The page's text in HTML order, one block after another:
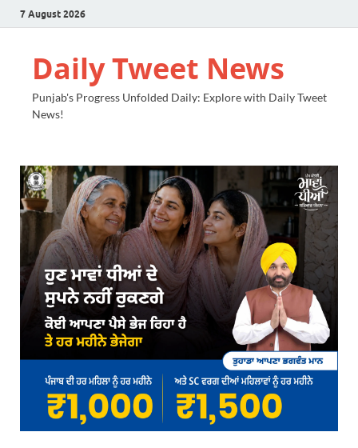
7 August 2026
Daily Tweet News
Punjab's Progress Unfolded Daily: Explore with Daily Tweet
News!